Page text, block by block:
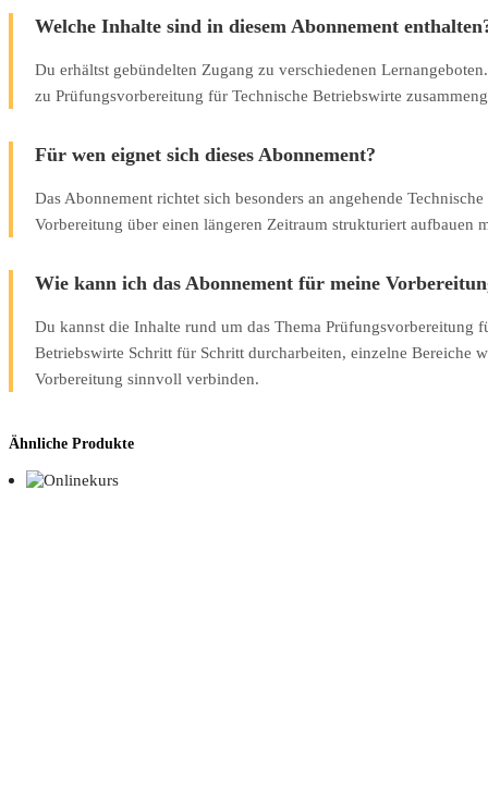
Welche Inhalte sind in diesem Abonnement
Du erhältst gebündelten Zugang zu verschiedenen
zu Prüfungsvorbereitung für Technische Betriebswirte
Für wen eignet sich dieses Abonnement?
Das Abonnement richtet sich besonders an angehende
Vorbereitung über einen längeren Zeitraum strukturiert aufbauen
Wie kann ich das Abonnement für meine
Du kannst die Inhalte rund um das Thema Prüfungsvorbereitung
Betriebswirte Schritt für Schritt durcharbeiten, einzelne Bereiche
Vorbereitung sinnvoll verbinden.
Ähnliche Produkte